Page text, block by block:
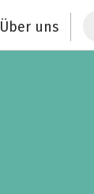
Über uns